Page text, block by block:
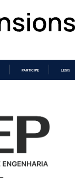
PARTICIPE